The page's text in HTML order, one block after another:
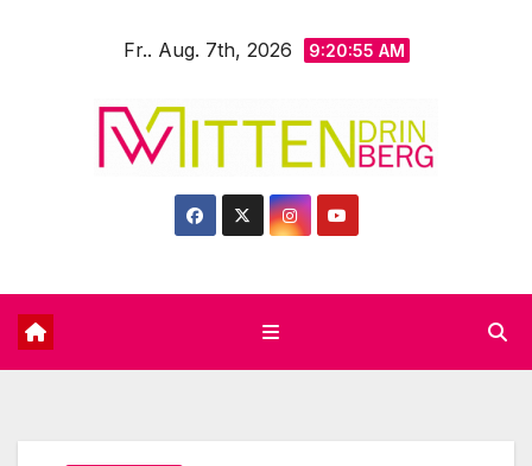
Fr.. Aug. 7th, 2026 9:20:56 AM